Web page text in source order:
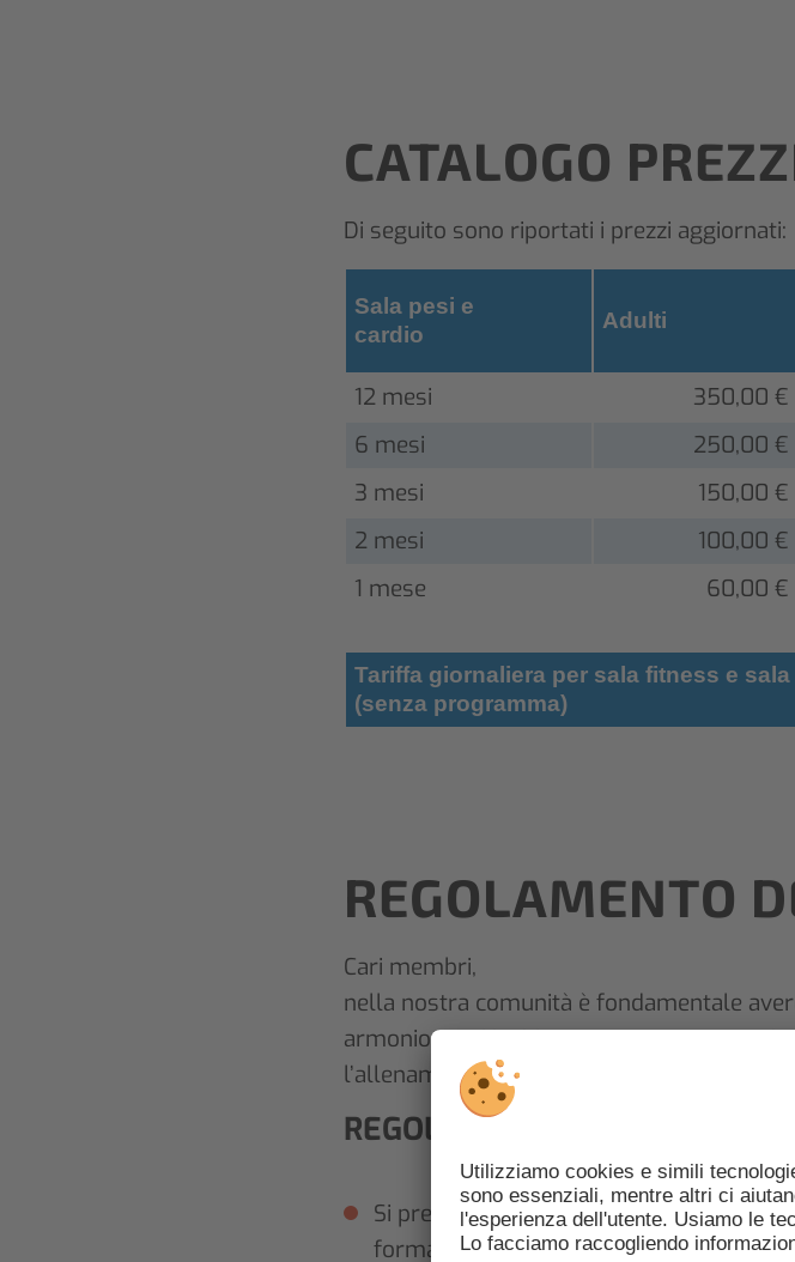
CATALOGO
Di seguito sono riportati i prezzi aggiornati:
Sala pesi e
cardio
Adulti
12 mesi 350,00 €
6 mesi
250,00 €
3 mesi
150,00 €
2 mesi
100,00 €
1 mese
60,00 €
Tariffa giornaliera per sala fitness e sala
(senza programma)
REGOLAMENTO
Cari membri,
nella nostra comunità è fondamentale
armoniosa. Vi invitiamo cortesemente a
l’allenamento sia un’esperienza piacevole
REGOLAMENTO INTERNO:
Si prega di prenotare ogni sessione di
formazione online a partire